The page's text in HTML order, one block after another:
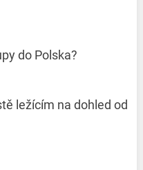
do Polska?
ležícím na dohled od